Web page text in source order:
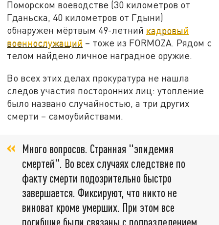
Поморском воеводстве (30 километров от
Гданьска, 40 километров от Гдыни)
обнаружен мёртвым 49-летний кадровый
военнослужащий – тоже из FORMOZA. Рядом с
телом найдено личное наградное оружие.
Во всех этих делах прокуратура не нашла
следов участия посторонних лиц: утопление
было названо случайностью, а три других
смерти – самоубийствами.
Много вопросов. Странная "эпидемия
смертей". Во всех случаях следствие по
факту смерти подозрительно быстро
завершается. Фиксируют, что никто не
виноват кроме умерших. При этом все
погибшие были связаны с подразделением